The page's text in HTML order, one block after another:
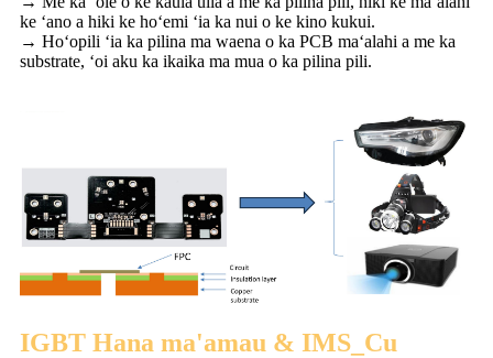
ke ʻano a hiki ke hoʻemi ʻia ka nui o ke kino kukui.
→ Hoʻopili ʻia ka pilina ma waena o ka PCB maʻalahi a me ka
substrate, ʻoi aku ka ikaika ma mua o ka pilina pili.
IGBT Hana ma'amau & IMS_Cu